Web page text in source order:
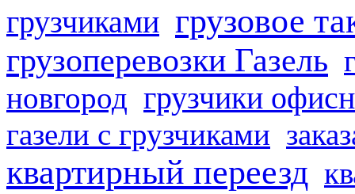
грузчиками грузовое
грузоперевозки Газель
новгород грузчики
газели с грузчиками
квартирный переезд